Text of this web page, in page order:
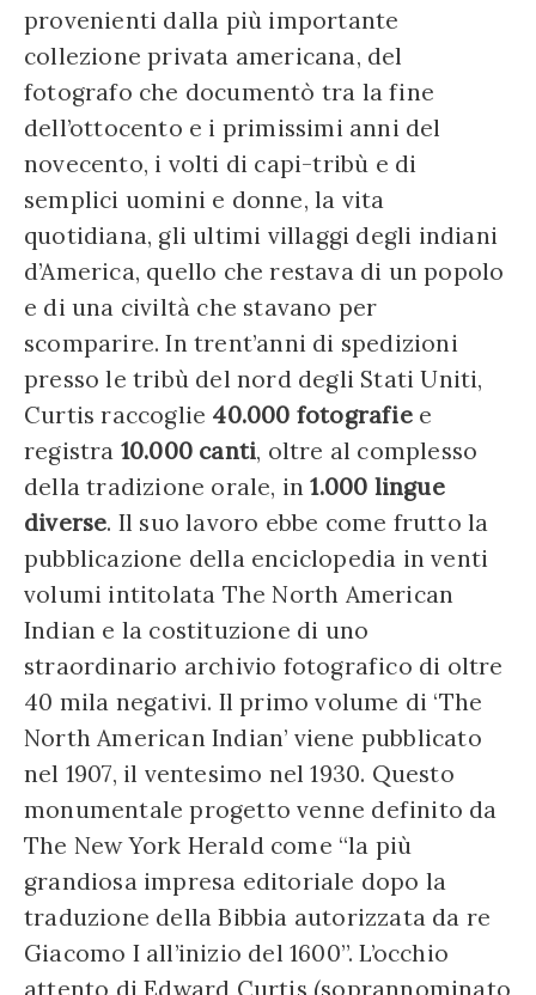
provenienti dalla più importante
collezione privata americana, del
fotografo che documentò tra la fine
dell’ottocento e i primissimi anni del
novecento, i volti di capi-tribù e di
semplici uomini e donne, la vita
quotidiana, gli ultimi villaggi degli indiani
d’America, quello che restava di un popolo
e di una civiltà che stavano per
scomparire. In trent’anni di spedizioni
presso le tribù del nord degli Stati Uniti,
Curtis raccoglie 40.000 fotografiee
registra 10.000 canti, oltre al complesso
della tradizione orale, in1.000 lingue
diverse. Il suo lavoro ebbe come frutto la
pubblicazione della enciclopedia in venti
volumi intitolata The North American
Indian e la costituzione di uno
straordinario archivio fotografico di oltre
40 mila negativi. Il primo volume di ‘The
North American Indian’ viene pubblicato
nel 1907, il ventesimo nel 1930. Questo
monumentale progetto venne definito da
The New York Herald come “la più
grandiosa impresa editoriale dopo la
traduzione della Bibbia autorizzata da re
Giacomo I all’inizio del 1600”. L’occhio
attento di Edward Curtis (soprannominato